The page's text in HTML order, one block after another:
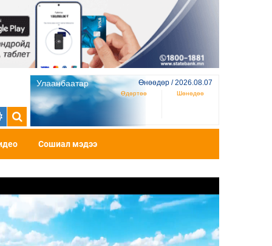
Улаанбаатар Өнөөдөр / 2026.08.07
Өдөртөө Шөнөдөө
Сошиал мэдээ